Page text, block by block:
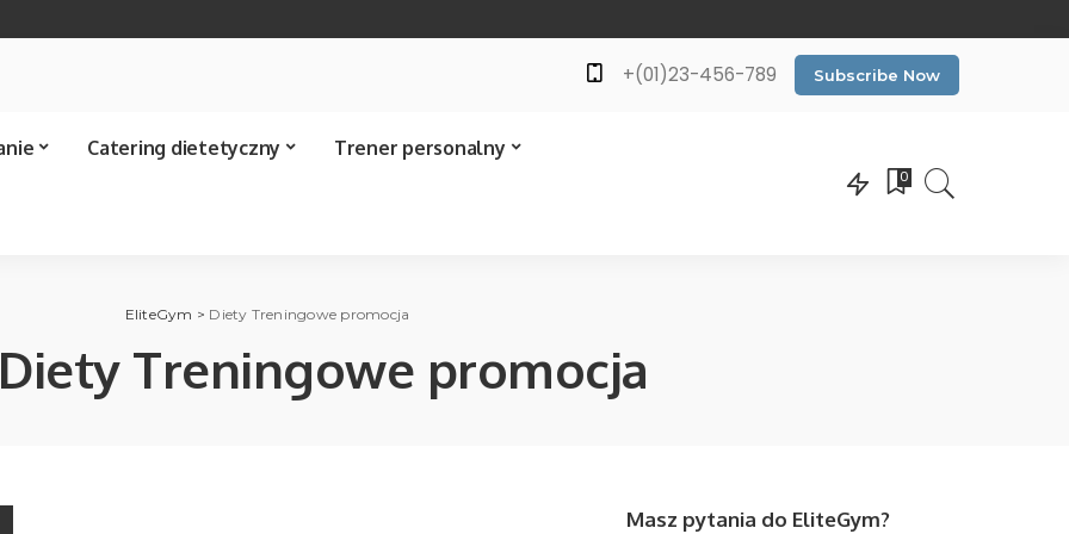
+(01)23-456-789 Subscribe Now
Catering dietetyczny Trener personalny
0
EliteGym > Diety Treningowe promocja
Diety Treningowe promocja
Masz pytania do EliteGym?